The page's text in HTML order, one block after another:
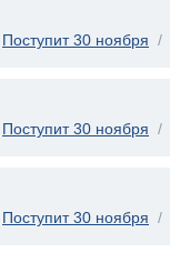
Поступит 30 ноября
Поступит 30 ноября
Поступит 30 ноября